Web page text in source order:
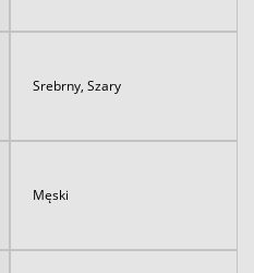
Srebrny, Szary
Męski